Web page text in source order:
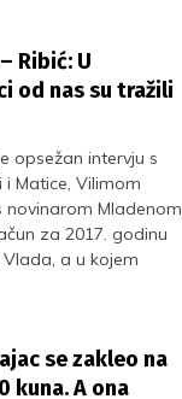
građanima,
sektoru, pogoduje
pritiscima te o
pročitajte u ovom
Ribić: U
od nas su tražili
opsežan intervju s
Matice, Vilimom
novinarom Mladenom
za 2017. godinu
a u kojem
mjesta za dospjele
u javnim
se zakleo na
kuna. A ona